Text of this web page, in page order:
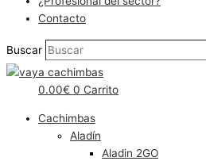
Contacto
Buscar
0.00€ 0 Carrito
Cachimbas
Aladín
Aladin 2GO